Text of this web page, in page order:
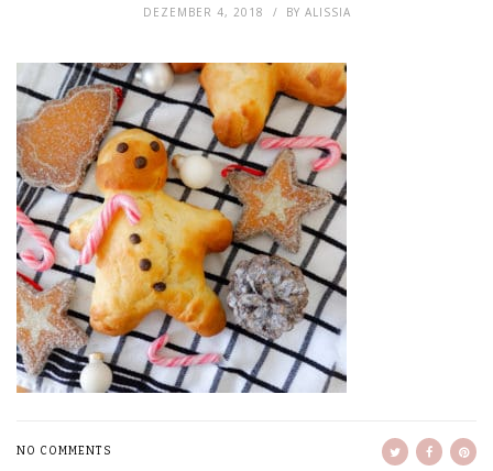
DEZEMBER 4, 2018 BY ALISSIA
NO COMMENTS